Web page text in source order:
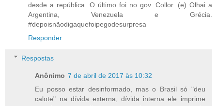
desde a república. O último foi no gov. Collor. (e) Olhai a
Argentina, Venezuela e Grécia.
#depoisnãodigaquefoipegodesurpresa
Responder
Respostas
Anônimo 7 de abril de 2017 às 10:32
Eu posso estar desinformado, mas o Brasil só "deu
calote" na dívida externa, dívida interna ele imprime